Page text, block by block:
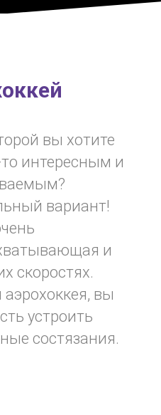
вы хотите
интересным и
вариант!
и
скоростях.
вы
устроить
состязания.